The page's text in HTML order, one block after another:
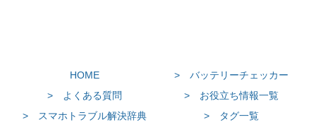
HOME
> バッテリーチェッカー
> よくある質問
> お役立ち情報一覧
> スマホトラブル解決辞典
> タグ一覧